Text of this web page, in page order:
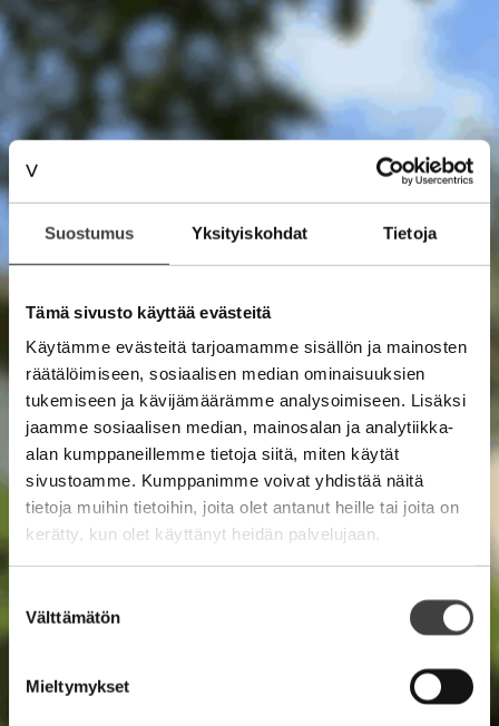
Suostumus Yksityiskohdat Tietoja
Tämä sivusto käyttää evästeitä
Käytämme evästeitä tarjoamamme sisällön ja mainosten
räätälöimiseen, sosiaalisen median ominaisuuksien
tukemiseen ja kävijämäärämme analysoimiseen. Lisäksi
jaamme sosiaalisen median, mainosalan ja analytiikka-
alan kumppaneillemme tietoja siitä, miten käytät
sivustoamme. Kumppanimme voivat yhdistää näitä
tietoja muihin tietoihin, joita olet antanut heille tai joita on
kerätty, kun olet käyttänyt heidän palvelujaan.
valinta
Välttämätön
Mieltymykset